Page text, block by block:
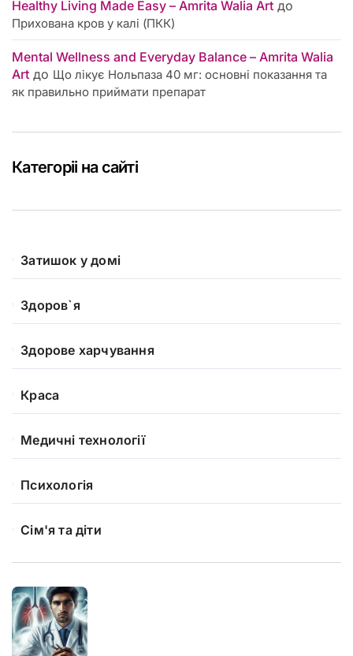
Healthy Living Made Easy – Amrita Walia Art до
Прихована кров у калі (ПКК)
Mental Wellness and Everyday Balance – Amrita Walia
Art до Що лікує Нольпаза 40 мг: основні показання та
як правильно приймати препарат
Категоріі на сайті
Затишок у домі
Здоров`я
Здорове харчування
Краса
Медичні технології
Психологія
Сім'я та діти